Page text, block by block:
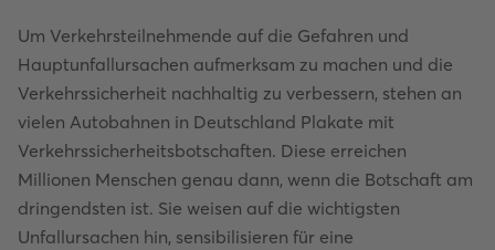
Um Verkehrsteilnehmende auf die Gefahren und
Hauptunfallursachen aufmerksam zu machen und die
Verkehrssicherheit nachhaltig zu verbessern, stehen an
vielen Autobahnen in Deutschland Plakate mit
Verkehrssicherheitsbotschaften. Diese erreichen
Millionen Menschen genau dann, wenn die Botschaft am
dringendsten ist. Sie weisen auf die wichtigsten
Unfallursachen hin, sensibilisieren für eine